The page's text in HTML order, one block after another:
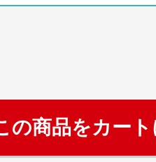
の商品をカー